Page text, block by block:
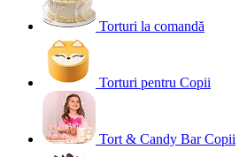
Torturi la comandă
Torturi pentru Copii
Tort & Candy Bar Copii